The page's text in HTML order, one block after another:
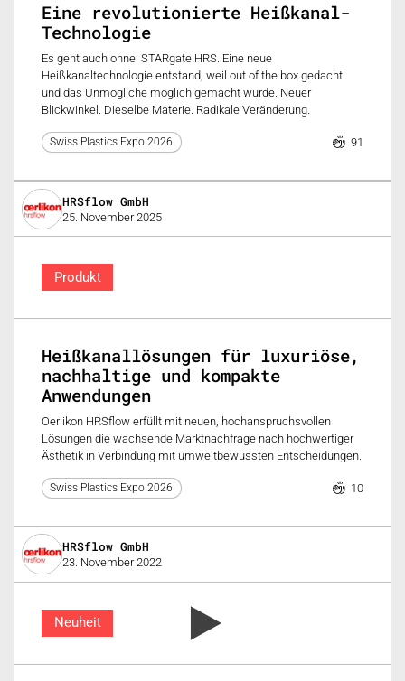
Eine revolutionierte Heißkanal-
Technologie
Es geht auch ohne: STARgate HRS. Eine neue
Heißkanaltechnologie entstand, weil out of the box gedacht
und das Unmögliche möglich gemacht wurde. Neuer
Blickwinkel. Dieselbe Materie. Radikale Veränderung.
Swiss Plastics Expo 2026 91
HRSflow GmbH
25. November 2025
Produkt
Heißkanallösungen für luxuriöse,
nachhaltige und kompakte
Anwendungen
Oerlikon HRSflow erfüllt mit neuen, hochanspruchsvollen
Lösungen die wachsende Marktnachfrage nach hochwertiger
Ästhetik in Verbindung mit umweltbewussten Entscheidungen.
Swiss Plastics Expo 2026 10
HRSflow GmbH
23. November 2022
Neuheit